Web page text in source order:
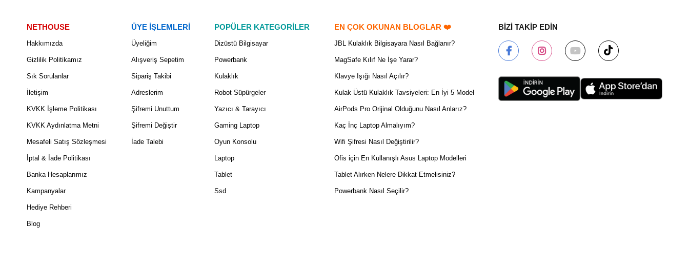
NETHOUSE
Hakkımızda
Gizlilik Politikamız
Sık Sorulanlar
İletişim
KVKK İşleme Politikası
KVKK Aydınlatma Metni
Mesafeli Satış Sözleşmesi
İptal & İade Politikası
Banka Hesaplarımız
Kampanyalar
Hediye Rehberi
Blog
ÜYE İŞLEMLERİ
Üyeliğim
Alışveriş Sepetim
Sipariş Takibi
Adreslerim
Şifremi Unuttum
Şifremi Değiştir
İade Talebi
POPÜLER KATEGORİLER
Dizüstü Bilgisayar
Powerbank
Kulaklık
Robot Süpürgeler
Yazıcı & Tarayıcı
Gaming Laptop
Oyun Konsolu
Laptop
Tablet
Ssd
EN ÇOK OKUNAN BLOGLAR ❤️
JBL Kulaklık Bilgisayara Nasıl Bağlanır?
MagSafe Kılıf Ne İşe Yarar?
Klavye Işığı Nasıl Açılır?
Kulak Üstü Kulaklık Tavsiyeleri: En İyi 5 Model
AirPods Pro Orijinal Olduğunu Nasıl Anlarız?
Kaç İnç Laptop Almalıyım?
Wifi Şifresi Nasıl Değiştirilir?
Ofis için En Kullanışlı Asus Laptop Modelleri
Tablet Alırken Nelere Dikkat Etmelisiniz?
Powerbank Nasıl Seçilir?
BİZİ TAKİP EDİN